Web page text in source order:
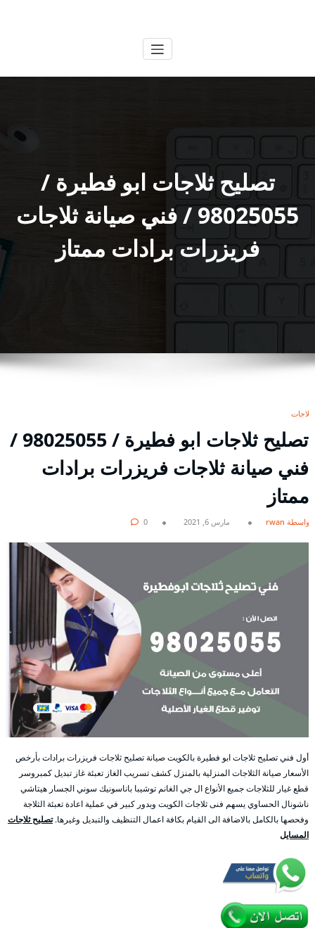
تصليح ثلاجات ابو فطيرة /
98025055 / فني صيانة ثلاجات
فريزرات برادات ممتاز
ثلاجات
تصليح ثلاجات ابو فطيرة / 98025055 /
فني صيانة ثلاجات فريزرات برادات
ممتاز
بواسطة rwan مارس 6, 2021 0
أول فني تصليح ثلاجات ابو فطيرة بالكويت صيانة تصليح ثلاجات فريزرات برادات بأرخص
الأسعار صيانة الثلاجات المنزلية بالمنزل كشف تسريب الغاز تعبئة غاز تبديل كمبروسر
قطع غيار للثلاجات جميع الأنواع ال جي الغانم توشيبا باناسونيك سوني الجسار هيتاشي
ناشونال الحساوي يسهم فنى ثلاجات الكويت وبدور كبير في عملية اعادة تعبئة الثلاجة
وفحصها بالكامل بالاضافة الى القيام بكافة اعمال التنظيف والتبديل وغيرها.تصليح ثلاجات
المسايل